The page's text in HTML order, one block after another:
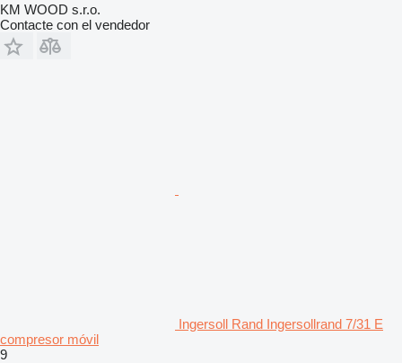
KM WOOD s.r.o.
Contacte con el vendedor
Ingersoll Rand Ingersollrand 7/31 E
compresor móvil
9